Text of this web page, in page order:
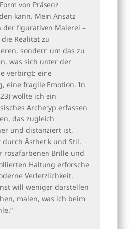
von Präsenz
kann. Mein Ansatz
der figurativen Malerei –
Realität zu
sondern um das zu
was sich unter der
verbirgt: eine
eine fragile Emotion. In
wollte ich ein
Archetyp erfassen
das zugleich
und distanziert ist,
durch Ästhetik und Stil.
rosafarbenen Brille und
Haltung erforsche
Verletzlichkeit.
will weniger darstellen
malen, was ich beim